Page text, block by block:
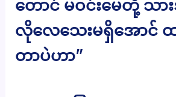
တောင် မဝင်းမေတို့ သ
လိုလေသေးမရှိအောင် ထ
တာပဲဟာ”